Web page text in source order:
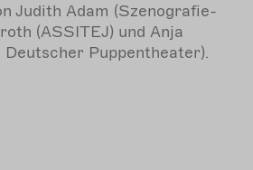
Judith Adam (Szenografie-
(ASSITEJ) und Anja
Deutscher Puppentheater).